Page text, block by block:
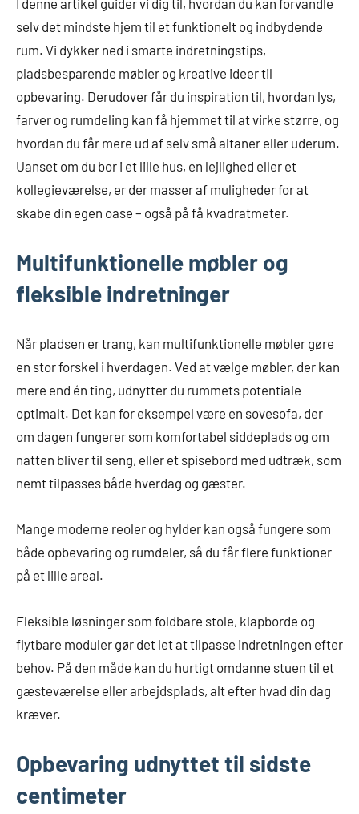
I denne artikel guider vi dig til, hvordan du kan forvandle
selv det mindste hjem til et funktionelt og indbydende
rum. Vi dykker ned i smarte indretningstips,
pladsbesparende møbler og kreative ideer til
opbevaring. Derudover får du inspiration til, hvordan lys,
farver og rumdeling kan få hjemmet til at virke større, og
hvordan du får mere ud af selv små altaner eller uderum.
Uanset om du bor i et lille hus, en lejlighed eller et
kollegieværelse, er der masser af muligheder for at
skabe din egen oase – også på få kvadratmeter.
Multifunktionelle møbler og
fleksible indretninger
Når pladsen er trang, kan multifunktionelle møbler gøre
en stor forskel i hverdagen. Ved at vælge møbler, der kan
mere end én ting, udnytter du rummets potentiale
optimalt. Det kan for eksempel være en sovesofa, der
om dagen fungerer som komfortabel siddeplads og om
natten bliver til seng, eller et spisebord med udtræk, som
nemt tilpasses både hverdag og gæster.
Mange moderne reoler og hylder kan også fungere som
både opbevaring og rumdeler, så du får flere funktioner
på et lille areal.
Fleksible løsninger som foldbare stole, klapborde og
flytbare moduler gør det let at tilpasse indretningen efter
behov. På den måde kan du hurtigt omdanne stuen til et
gæsteværelse eller arbejdsplads, alt efter hvad din dag
kræver.
Opbevaring udnyttet til sidste
centimeter